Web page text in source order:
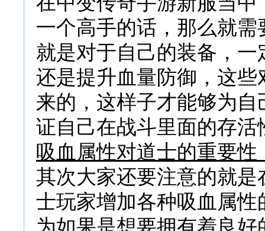
一个高手的话，那么就
就是对于自己的装备，
还是提升血量防御，这
来的，这样子才能够为
证自己在战斗里面的存活
吸血属性对道士的重要性
其次大家还要注意的就
士玩家增加各种吸血属
为如果是想要拥有着良